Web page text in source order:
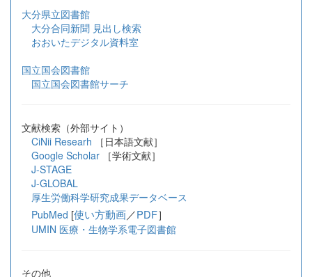
大分県立図書館
大分合同新聞 見出し検索
おおいたデジタル資料室
国立国会図書館
国立国会図書館サーチ
文献検索（外部サイト）
CiNii Researh ［日本語文献］
Google Scholar
［学術文献］
J-STAGE
J-GLOBAL
厚生労働科学研究成果データベース
PubMed [使い方動画／PDF］
UMIN 医療・生物学系電子図書館
その他